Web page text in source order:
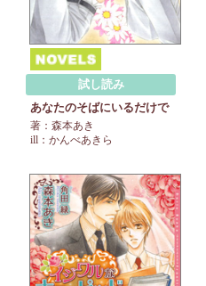
試し読み
あなたのそばにいるだけで
著：森本あき
ill：かんべあきら